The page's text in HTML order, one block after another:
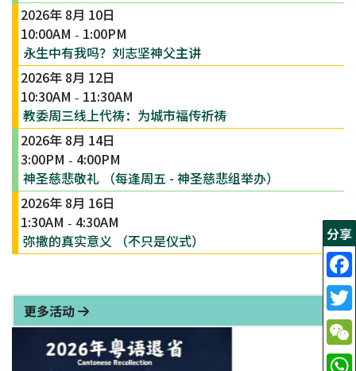
分享
2026年 8月 10日
10:00AM - 1:00PM
永生中有我吗？刘志坚神父主讲
2026年 8月 12日
10:30AM - 11:30AM
教委周三线上代祷：为城市福传祈祷
2026年 8月 14日
3:00PM - 4:00PM
神圣慈悲敬礼 （每逢周五 - 神圣慈悲组举办）
2026年 8月 16日
1:30AM - 4:30AM
弥撒的真实意义 （不只是仪式）
更多活动